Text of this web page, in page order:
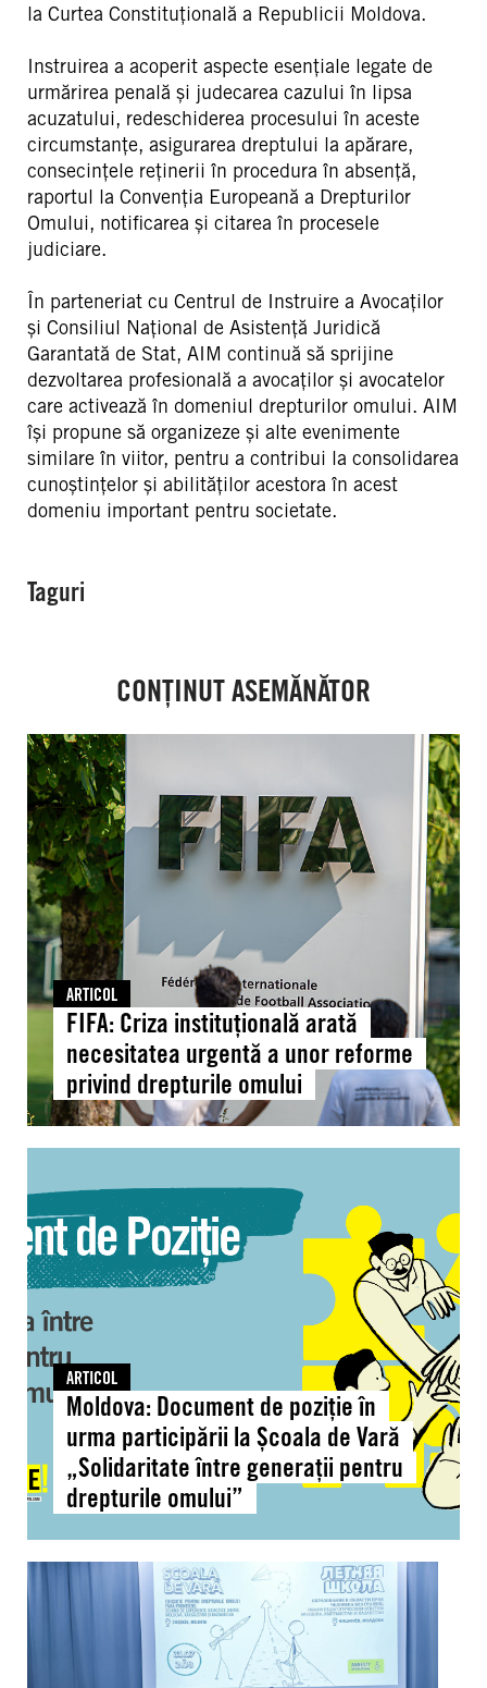
la Curtea Constituțională a Republicii Moldova.
Instruirea a acoperit aspecte esențiale legate de
urmărirea penală și judecarea cazului în lipsa
acuzatului, redeschiderea procesului în aceste
circumstanțe, asigurarea dreptului la apărare,
consecințele reținerii în procedura în absență,
raportul la Convenția Europeană a Drepturilor
Omului, notificarea și citarea în procesele
judiciare.
În parteneriat cu Centrul de Instruire a Avocaților
și Consiliul Național de Asistență Juridică
Garantată de Stat, AIM continuă să sprijine
dezvoltarea profesională a avocaților și avocatelor
care activează în domeniul drepturilor omului. AIM
își propune să organizeze și alte evenimente
similare în viitor, pentru a contribui la consolidarea
cunoștințelor și abilităților acestora în acest
domeniu important pentru societate.
Taguri
CONȚINUT ASEMĂNĂTOR
FIFA:
Criza
instituțională
arată
necesitatea
urgentă
a
unor
reforme
privind
drepturile
omului
ARTICOL
FIFA: Criza instituțională arată
necesitatea urgentă a unor reforme
privind drepturile omului
Document
de
poziție
în
urma
participării
Școala
de
„Solidaritate
între
generații
omului”
ARTICOL
Moldova: Document de poziție în
urma participării la Școala de Vară
„Solidaritate între generații pentru
drepturile omului”
Moldova:
Peste